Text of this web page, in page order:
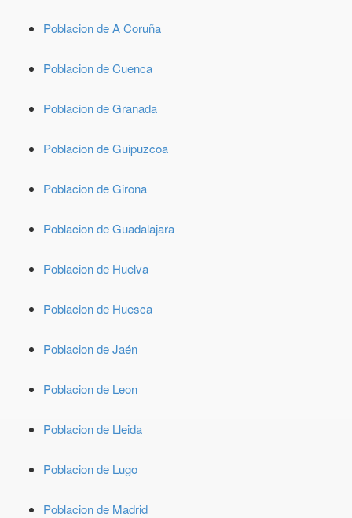
Poblacion de A Coruña
Poblacion de Cuenca
Poblacion de Granada
Poblacion de Guipuzcoa
Poblacion de Girona
Poblacion de Guadalajara
Poblacion de Huelva
Poblacion de Huesca
Poblacion de Jaén
Poblacion de Leon
Poblacion de Lleida
Poblacion de Lugo
Poblacion de Madrid